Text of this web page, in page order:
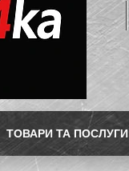
ТОВАРИ ТА ПОСЛУГИ